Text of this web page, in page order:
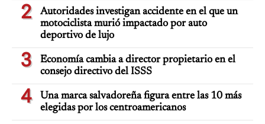
2
Autoridades investigan accidente en el que un
motociclista murió impactado por auto
deportivo de lujo
3
Economía cambia a director propietario en el
consejo directivo del ISSS
4
Una marca salvadoreña figura entre las 10 más
elegidas por los centroamericanos